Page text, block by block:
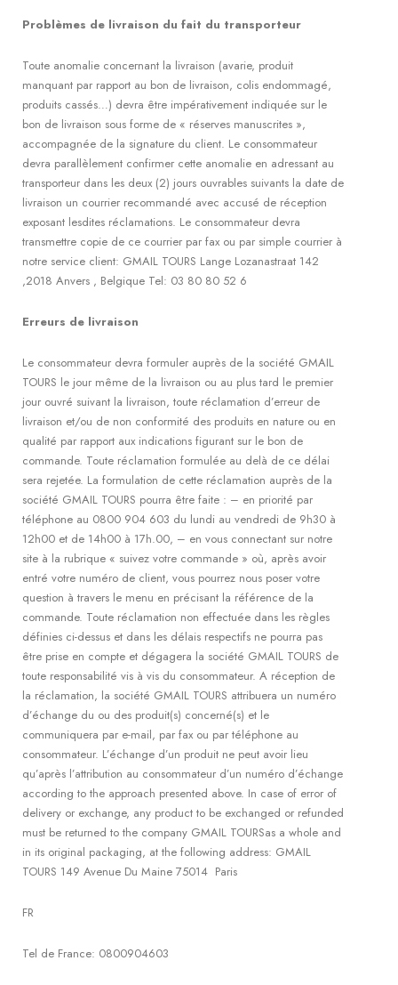
Problèmes de livraison du fait du transporteur
Toute anomalie concernant la livraison (avarie, produit
manquant par rapport au bon de livraison, colis endommagé,
produits cassés…) devra être impérativement indiquée sur le
bon de livraison sous forme de « réserves manuscrites »,
accompagnée de la signature du client. Le consommateur
devra parallèlement confirmer cette anomalie en adressant au
transporteur dans les deux (2) jours ouvrables suivants la date de
livraison un courrier recommandé avec accusé de réception
exposant lesdites réclamations. Le consommateur devra
transmettre copie de ce courrier par fax ou par simple courrier à
notre service client: GMAIL TOURS Lange Lozanastraat 142
,2018 Anvers , Belgique Tel: 03 80 80 52 6
Erreurs de livraison
Le consommateur devra formuler auprès de la société GMAIL
TOURS le jour même de la livraison ou au plus tard le premier
jour ouvré suivant la livraison, toute réclamation d’erreur de
livraison et/ou de non conformité des produits en nature ou en
qualité par rapport aux indications figurant sur le bon de
commande. Toute réclamation formulée au delà de ce délai
sera rejetée. La formulation de cette réclamation auprès de la
société GMAIL TOURS pourra être faite : – en priorité par
téléphone au 0800 904 603 du lundi au vendredi de 9h30 à
12h00 et de 14h00 à 17h.00, – en vous connectant sur notre
site à la rubrique « suivez votre commande » où, après avoir
entré votre numéro de client, vous pourrez nous poser votre
question à travers le menu en précisant la référence de la
commande. Toute réclamation non effectuée dans les règles
définies ci-dessus et dans les délais respectifs ne pourra pas
être prise en compte et dégagera la société GMAIL TOURS de
toute responsabilité vis à vis du consommateur. A réception de
la réclamation, la société GMAIL TOURS attribuera un numéro
d’échange du ou des produit(s) concerné(s) et le
communiquera par e-mail, par fax ou par téléphone au
consommateur. L’échange d’un produit ne peut avoir lieu
qu’après l’attribution au consommateur d’un numéro d’échange
according to the approach presented above. In case of error of
delivery or exchange, any product to be exchanged or refunded
must be returned to the company GMAIL TOURSas a whole and
in its original packaging, at the following address: GMAIL
TOURS 149 Avenue Du Maine 75014 Paris
FR
Tel de France: 0800904603